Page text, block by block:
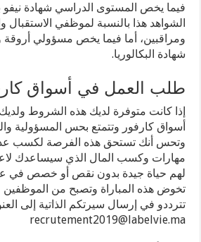
فيما يخص المستوى الدراسي شهادة نيفو
الشواهد هذا بالنسبة لموظفي الاستقبال
ومراقبين، أما فيما يخص مسؤولي
شهادة البكالوريا.
طلب العمل في أسواق
إذا كانت متوفرة لديك هذه الشروط
أسواق كارفور وتتمتع بحس المسؤولية
وتحس أنك تستحق هذه الفرصة لكسب
مهارات وكسب المال الذي سيساعدك
لهم حياة جيدة بدون نقص أو خصص في
تخوض هذه المباراة وتصبح من الموظفين
تترددو في إرسال سيرتكم الذاتية إلى
recrutement2019@labelvie.ma